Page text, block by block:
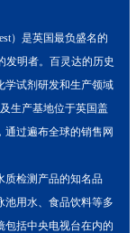
）是英国最负盛名的
发明者。百灵达的历史
学试剂研发和生产领域
生产基地位于英国盖
过遍布全球的销售网
质检测产品的知名品
池用水、食品饮料等多
包括中央电视台在内的